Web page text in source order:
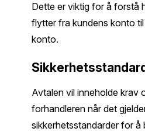
Dette er viktig for å forstå
flytter fra kundens konto
konto.
Avtalen vil inneholde krav
forhandleren når det
sikkerhetsstandarder for å